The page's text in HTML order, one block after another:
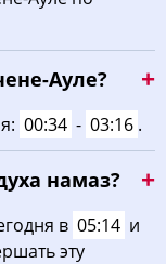
18:47 20:13
18:46 20:11
18:44 20:09
18:43 20:07
Ауле?
00:34 - 03:16 .
намаз?
в 05:14 и
эту